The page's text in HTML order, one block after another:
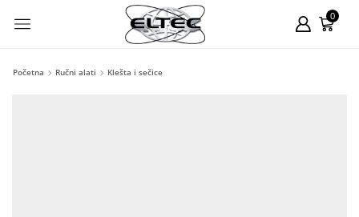
0
Početna Ručni alati Klešta i sečice